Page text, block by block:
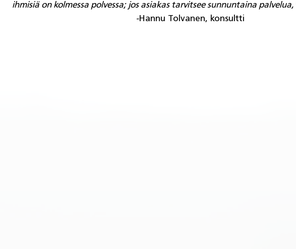
ihmisiä on kolmessa polvessa; jos asiakas tarvitsee sunnuntaina
-Hannu Tolvanen, konsultti